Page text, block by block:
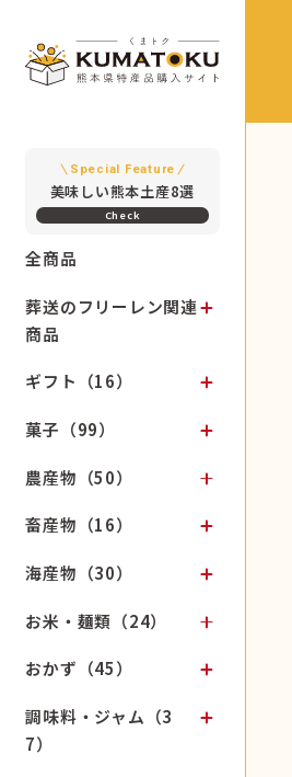
Special Feature
美味しい熊本土産8選
全商品
葬送のフリーレン関連
商品
ギフト（16）
菓子（99）
農産物（50）
畜産物（16）
海産物（30）
お米・麺類（24）
おかず（45）
調味料・ジャム（3
7）